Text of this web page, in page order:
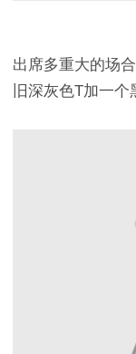
出席多重大的场
旧深灰色T加一个